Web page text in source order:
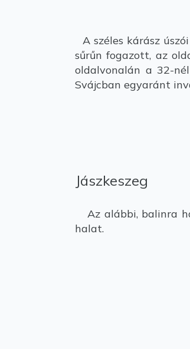
A széles kárász
sűrűn fogazott, az
oldalvonalán a 32-
Svájcban egyaránt
Jászkeszeg
Az alábbi, balinra
halat.